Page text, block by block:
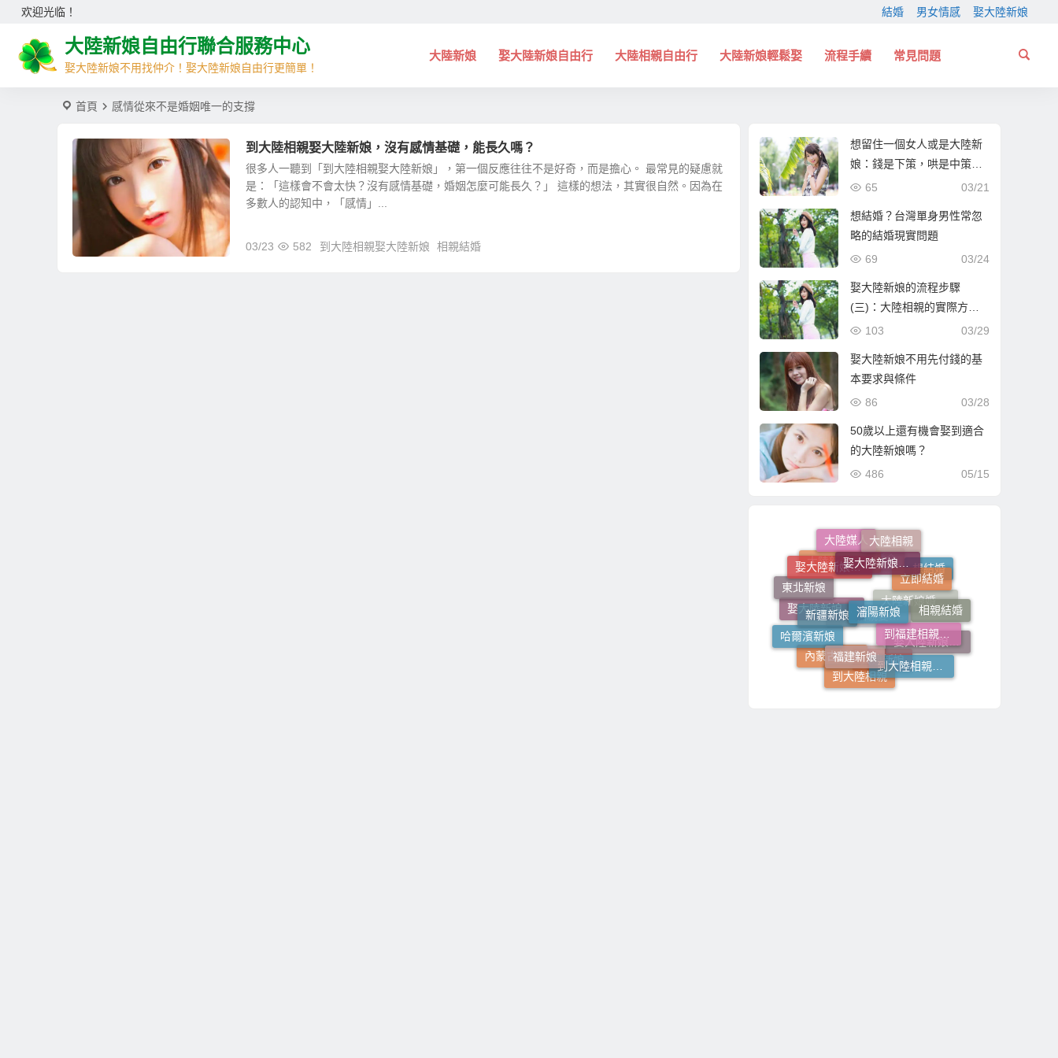
欢迎光临！ 結婚 男女情感 娶大陸新娘
大陸新娘自由行聯合服務中心
娶大陸新娘不用找仲介！娶大陸新娘自由行更簡單！
大陸新娘 娶大陸新娘自由行 大陸相親自由行 大陸新娘輕鬆娶 流程手續 常見問題
首頁 感情從來不是婚姻唯一的支撐
到大陸相親娶大陸新娘，沒有感情基礎，能長久嗎？
很多人一聽到「到大陸相親娶大陸新娘」，第一個反應往往不是好奇，而是擔心。 最常見的疑慮就
是：「這樣會不會太快？沒有感情基礎，婚姻怎麼可能長久？」 這樣的想法，其實很自然。因為在
多數人的認知中，「感情」...
03/23 582 到大陸相親娶大陸新娘 相親結婚
想留住一個女人或是大陸新
娘：錢是下策，哄是中策，
上策僅三個字
03/21
65
想結婚？台灣單身男性常忽
略的結婚現實問題
03/24
69
娶大陸新娘的流程步驟
(三)：大陸相親的實際方式
與流程！
03/29
103
娶大陸新娘不用先付錢的基
本要求與條件
03/28
86
50歲以上還有機會娶到適合
的大陸新娘嗎？
05/15
486
婚介
大陸新娘仲介
大陸媒人 大陸相親
想結婚
大陸新娘婚姻媒合
大陸相親娶大陸新娘
娶大陸新娘全部費用
東北新娘
娶大陸新娘的流程步驟
娶大陸新娘的費用
立即結婚
相親結婚
娶大陸新娘費用
大連新娘
內蒙古新娘
哈爾濱新娘
新疆新娘
瀋陽新娘
到福建相親娶福建新娘
到大陸相親
福建新娘